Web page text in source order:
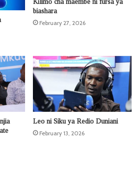
Kilimo cha maembe ni fursa ya
biashara
February 27, 2026
Leo ni Siku ya Redio Duniani
February 13, 2026